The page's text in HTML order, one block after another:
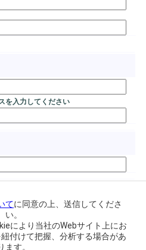
てに同意の上、送信してくださ
い。
により当社のWebサイト上にお
付けて把握、分析する場合があ
ます。